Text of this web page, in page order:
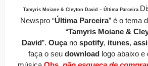
Tamyris Moiane & Cleyton David – Última Parceira.
Newspro “Última Parceira” é o tema
“Tamyris Moiane &
David”. Ouçano spotify, itunes,
faça o seu download logo abaixo e